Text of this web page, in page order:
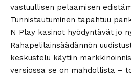
vastuullisen pelaamisen
Tunnistautuminen tapahtuu
N Play kasinot hyödyntävät jo
Rahapelilainsäädännön
keskustelu käytiin
versiossa se on mahdollista –